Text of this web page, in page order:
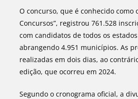
O concurso, que é conhecido como
Concursos”, registrou 761.528
com candidatos de todos os
abrangendo 4.951 municípios. As
realizadas em dois dias, ao
edição, que ocorreu em 2024.
Segundo o cronograma oficial, a